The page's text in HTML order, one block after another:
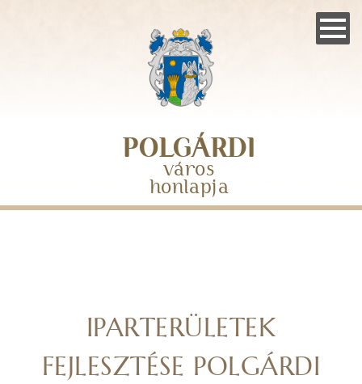
POLGÁRDI
város
honlapja
IPARTERÜLETEK
FEJLESZTÉSE POLGÁRDI